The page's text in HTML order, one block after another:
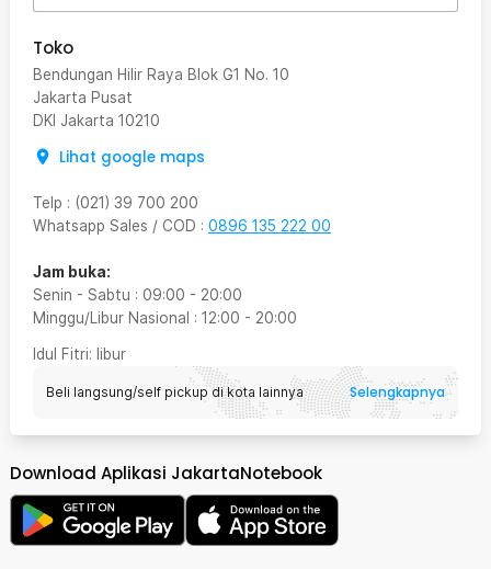
Toko
Bendungan Hilir Raya Blok G1 No. 10
Jakarta Pusat
DKI Jakarta 10210
Lihat google maps
Telp : (021) 39 700 200
Whatsapp Sales / COD : 0896 135 222 00
Jam buka:
Senin - Sabtu : 09:00 - 20:00
Minggu/Libur Nasional : 12:00 - 20:00
Idul Fitri: libur
Beli langsung/self pickup di kota lainnya Selengkapnya
Download Aplikasi JakartaNotebook